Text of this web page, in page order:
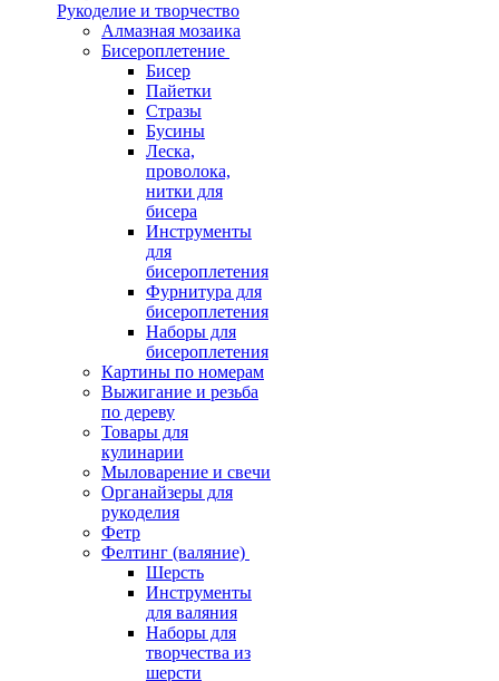
Рукоделие и творчество
Алмазная мозаика
Бисероплетение
Бисер
Пайетки
Стразы
Бусины
Леска,
проволока,
нитки для
бисера
Инструменты
для
бисероплетения
Фурнитура для
бисероплетения
Наборы для
бисероплетения
Картины по номерам
Выжигание и резьба
по дереву
Товары для
кулинарии
Мыловарение и свечи
Органайзеры для
рукоделия
Фетр
Фелтинг (валяние)
Шерсть
Инструменты
для валяния
Наборы для
творчества из
шерсти